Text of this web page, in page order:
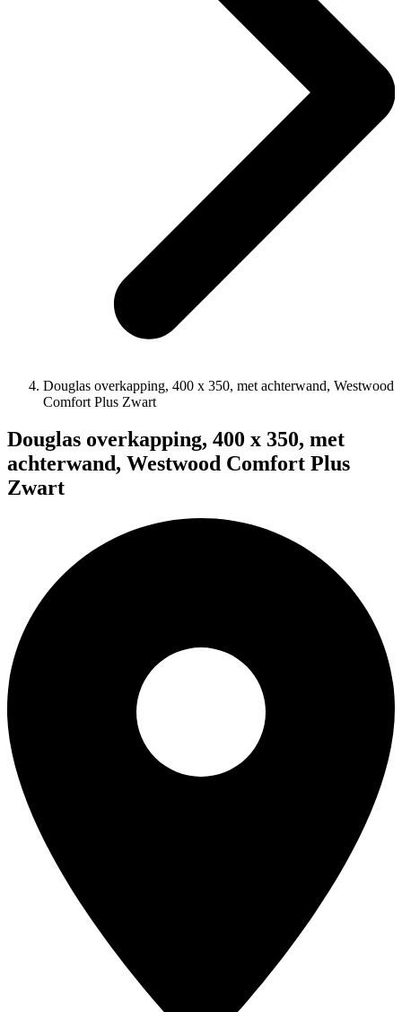
Douglas overkapping, 400 x 350, met achterwand, Westwood
Comfort Plus Zwart
Douglas overkapping, 400 x 350, met
achterwand, Westwood Comfort Plus
Zwart